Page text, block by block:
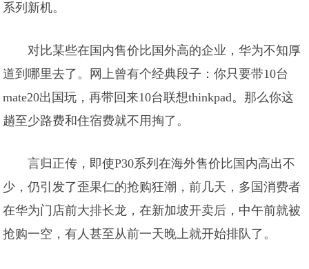
系列新机。
对比某些在国内售价比国外高的企业，华为不知厚
道到哪里去了。网上曾有个经典段子：你只要带10台
mate20出国玩，再带回来10台联想thinkpad。那么你这
趟至少路费和住宿费就不用掏了。
言归正传，即使P30系列在海外售价比国内高出不
少，仍引发了歪果仁的抢购狂潮，前几天，多国消费者
在华为门店前大排长龙，在新加坡开卖后，中午前就被
抢购一空，有人甚至从前一天晚上就开始排队了。